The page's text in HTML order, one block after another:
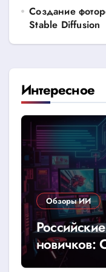
Создание
Stable Diffusion
Интересное
Обзоры ИИ
новичков: